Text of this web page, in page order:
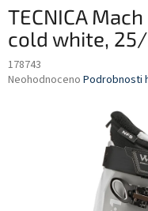
TECNICA
cold white,
178743
Průměrné
Neohodnoceno Podrobnosti